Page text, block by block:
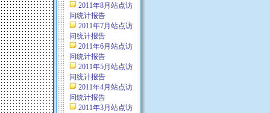
2011年8月站点访
问统计报告
2011年7月站点访
问统计报告
2011年6月站点访
问统计报告
2011年5月站点访
问统计报告
2011年4月站点访
问统计报告
2011年3月站点访